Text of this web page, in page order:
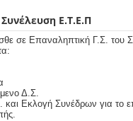
Ε.Τ.Ε.Π
σε Επαναληπτική Γ.Σ. του
Δ.Σ.
Εκλογή Συνέδρων για το